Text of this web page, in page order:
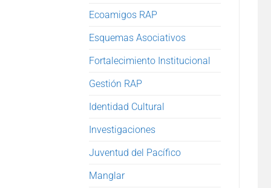
Ecoamigos RAP
Esquemas Asociativos
Fortalecimiento Institucional
Gestión RAP
Identidad Cultural
Investigaciones
Juventud del Pacífico
Manglar